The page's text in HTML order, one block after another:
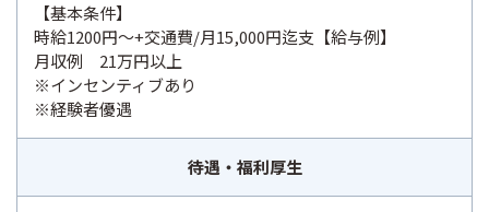
【基本条件】
時給1200円～+交通費/月15,000円迄支【給与例】
月収例 21万円以上
※インセンティブあり
※経験者優遇
待遇・福利厚生